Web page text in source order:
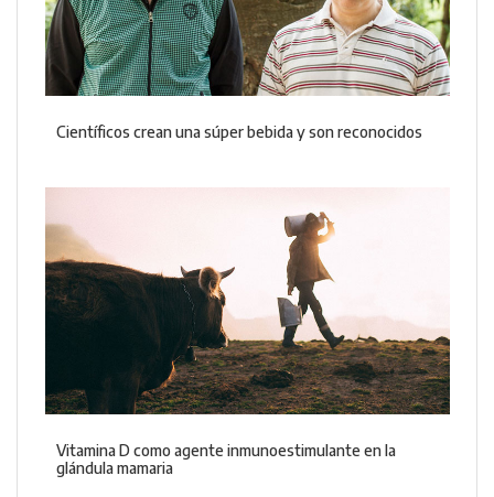
Científicos crean una súper bebida y son reconocidos
Vitamina D como agente inmunoestimulante en la
glándula mamaria